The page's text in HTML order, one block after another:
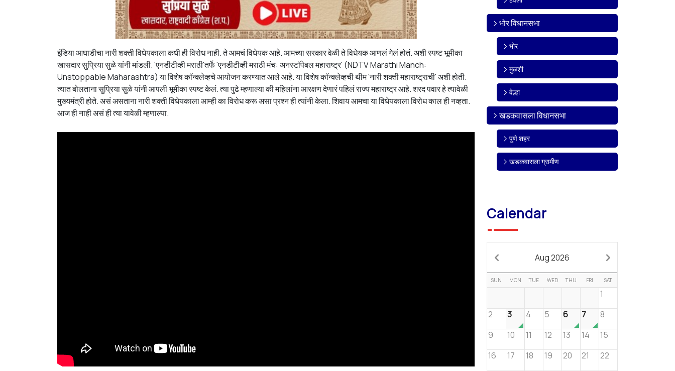
इंडिया आघाडीचा नारी शक्ती विधेयकाला कधी ही विरोध नाही. ते आमचं विधेयक आहे. आमच्या सरकार वेळी ते विधेयक आणलं गेलं होतं. अशी स्पष्ट भूमीका
खासदार सुप्रिया सुळे यांनी मांडली. 'एनडीटीव्ही मराठी'तर्फे 'एनडीटीव्ही मराठी मंच: अनस्टॉपेबल महाराष्ट्र' (NDTV Marathi Manch:
Unstoppable Maharashtra) या विशेष कॉन्क्लेव्हचे आयोजन करण्यात आले आहे. या विशेष कॉन्क्लेव्हची थीम 'नारी शक्ती महाराष्ट्राची' अशी होती.
त्यात बोलताना सुप्रिया सुळे यांनी आपली भूमीका स्पष्ट केलं. त्या पुढे म्हणाल्या की महिलांना आरक्षण देणारं पहिलं राज्य महाराष्ट्र आहे. शरद पवार हे त्यावेळी
मुख्यमंत्री होते. असं असताना नारी शक्ती विधेयकाला आम्ही का विरोध करू असा प्रश्न ही त्यांनी केला. शिवाय आमचा या विधेयकाला विरोध काल ही नव्हता.
आज ही नाही असं ही त्या यावेळी म्हणाल्या.
भोर विधानसभा
भोर
मुळशी
वेल्हा
खडकवासला विधानसभा
पुणे शहर
खडकवासला ग्रामीण
Calendar
Aug 2026
SUN MON TUE WED THU FRI SAT
1
2
3 4 5 6 7
8
9
10 11 12 13 14
15
16
17 18 19 20 21
22